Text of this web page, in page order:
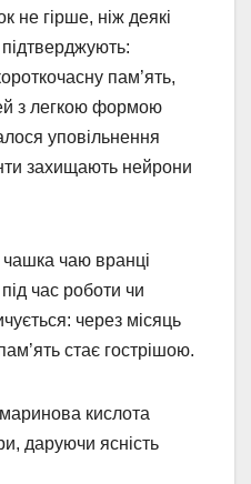
не гірше, ніж деякі
пам’ять,
з легкою формою
уповільнення
захищають нейрони
чаю вранці
час роботи чи
через місяць
стає гострішою.
кислота
даруючи ясність